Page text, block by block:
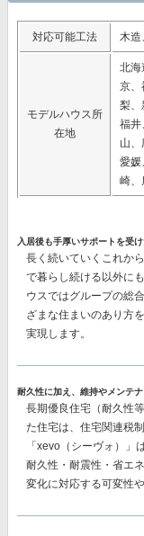
対応可能工法 木造
モデルハウス所
在地
北海
京、
梨、
福井
山、
愛媛
崎、
入居後も手厚いサポートを受
長く続いていくこれか
で暮らし続ける以外に
ウスではグループの総
ざまな住まいのあり方
実現します。
耐久性に加え、維持やメンテ
長期優良住宅（耐久性
た住宅は、住宅関連税
「xevo（シーヴォ）
耐久性・耐震性・省エ
変化に対応する可変性